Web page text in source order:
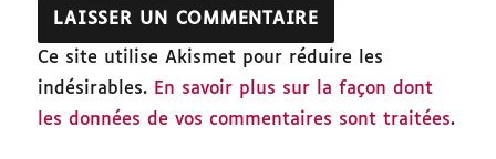
Ce site utilise Akismet pour réduire les
indésirables. En savoir plus sur la façon dont
les données de vos commentaires sont traitées.